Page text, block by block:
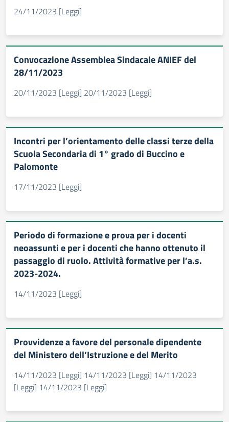
24/11/2023 [Leggi]
Convocazione Assemblea Sindacale ANIEF del
28/11/2023
20/11/2023 [Leggi] 20/11/2023 [Leggi]
Incontri per l’orientamento delle classi terze della
Scuola Secondaria di 1° grado di Buccino e
Palomonte
17/11/2023 [Leggi]
Periodo di formazione e prova per i docenti
neoassunti e per i docenti che hanno ottenuto il
passaggio di ruolo. Attività formative per l’a.s.
2023-2024.
14/11/2023 [Leggi]
Provvidenze a favore del personale dipendente
del Ministero dell’Istruzione e del Merito
14/11/2023 [Leggi] 14/11/2023 [Leggi] 14/11/2023
[Leggi] 14/11/2023 [Leggi]